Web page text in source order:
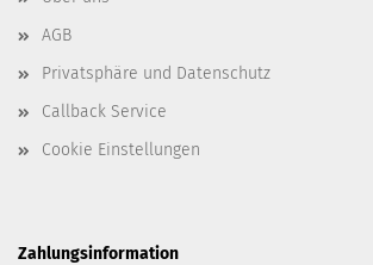
AGB
Privatsphäre und Datenschutz
Callback Service
Cookie Einstellungen
Zahlungsinformation